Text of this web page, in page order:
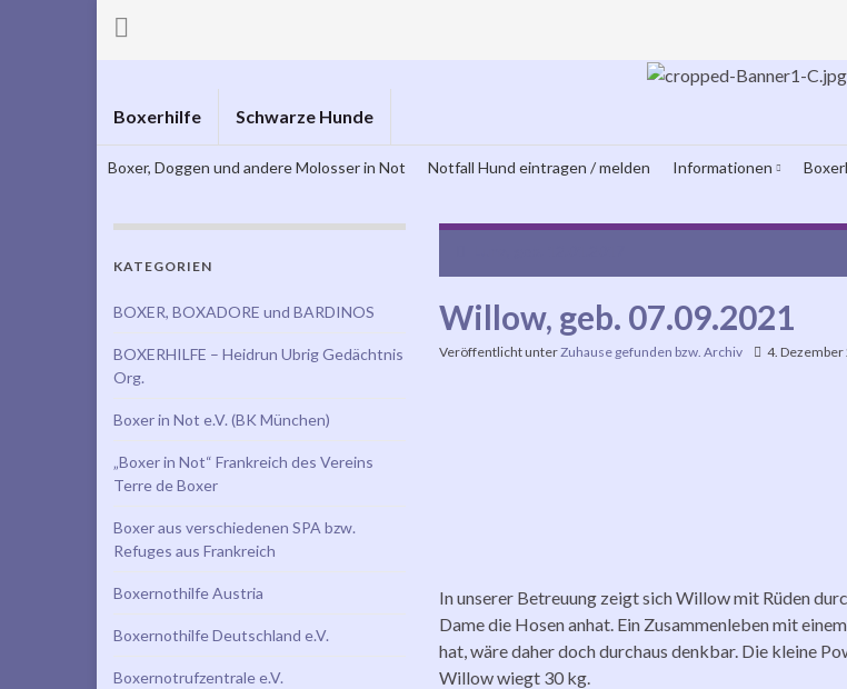
Boxerhilfe Schwarze Hunde
Boxer, Doggen und andere Molosser in Not Notfall Hund eintragen / melden Informationen
Willow, geb. 07.09.2021
Veröffentlicht unterZuhause gefunden bzw. Archiv 4. Dezember
In unserer Betreuung zeigt sich Willow mit Rüden
Dame die Hosen anhat. Ein Zusammenleben mit
hat, wäre daher doch durchaus denkbar. Die kleine
Willow wiegt 30 kg.
KATEGORIEN
BOXER, BOXADORE und BARDINOS
BOXERHILFE – Heidrun Ubrig Gedächtnis
Org.
Boxer in Not e.V. (BK München)
„Boxer in Not“ Frankreich des Vereins
Terre de Boxer
Boxer aus verschiedenen SPA bzw.
Refuges aus Frankreich
Boxernothilfe Austria
Boxernothilfe Deutschland e.V.
Boxernotrufzentrale e.V.